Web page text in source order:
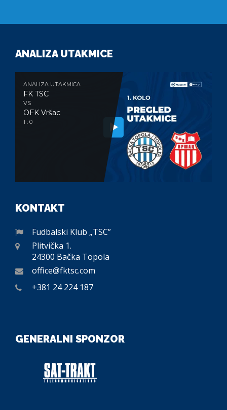
ANALIZA UTAKMICE
ANALIZA UTAKMICA
FK TSC
VS
OFK Vršac
1 : 0
KONTAKT
Fudbalski Klub „TSC”
Plitvička 1.
24300 Bačka Topola
office@fktsc.com
+381 24 224 187
GENERALNI SPONZOR